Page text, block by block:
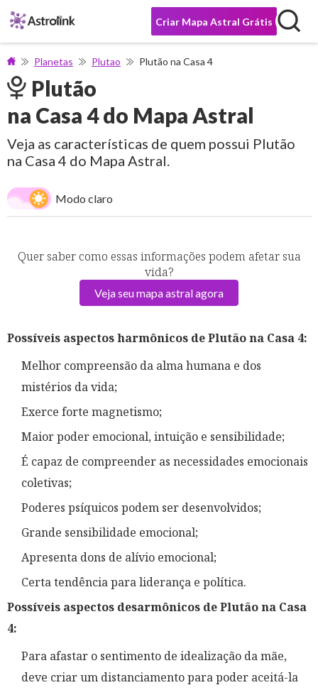
Criar Mapa Astral Grátis
Planetas Plutao Plutão na Casa 4
Plutão
na Casa 4 do Mapa Astral
Veja as características de quem possui Plutão
na Casa 4 do Mapa Astral.
Modo claro
Quer saber como essas informações podem afetar sua
vida?
Veja seu mapa astral agora
Possíveis aspectos harmônicos de Plutão na Casa 4:
Melhor compreensão da alma humana e dos
mistérios da vida;
Exerce forte magnetismo;
Maior poder emocional, intuição e sensibilidade;
É capaz de compreender as necessidades emocionais
coletivas;
Poderes psíquicos podem ser desenvolvidos;
Grande sensibilidade emocional;
Apresenta dons de alívio emocional;
Certa tendência para liderança e política.
Possíveis aspectos desarmônicos de Plutão na Casa
4:
Para afastar o sentimento de idealização da mãe,
deve criar um distanciamento para poder aceitá-la